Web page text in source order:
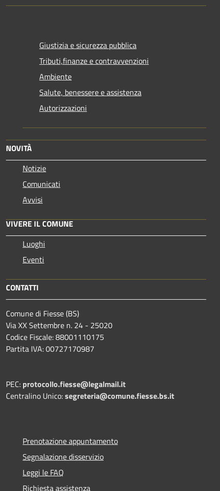
Giustizia e sicurezza pubblica
Tributi,finanze e contravvenzioni
Ambiente
Salute, benessere e assistenza
Autorizzazioni
NOVITÀ
Notizie
Comunicati
Avvisi
VIVERE IL COMUNE
Luoghi
Eventi
CONTATTI
Comune di Fiesse (BS)
Via XX Settembre n. 24 - 25020
Codice Fiscale: 88001110175
Partita IVA: 00727170987
PEC: protocollo.fiesse@legalmail.it
Centralino Unico:segreteria@comune.fiesse.bs.it
Prenotazione appuntamento
Segnalazione disservizio
Leggi le FAQ
Richiesta assistenza